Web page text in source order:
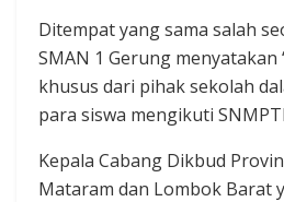
Ditempat yang sama salah
SMAN 1 Gerung
khusus dari pihak sekolah
para siswa mengikuti
Kepala Cabang Dikbud
Mataram dan Lombok Barat